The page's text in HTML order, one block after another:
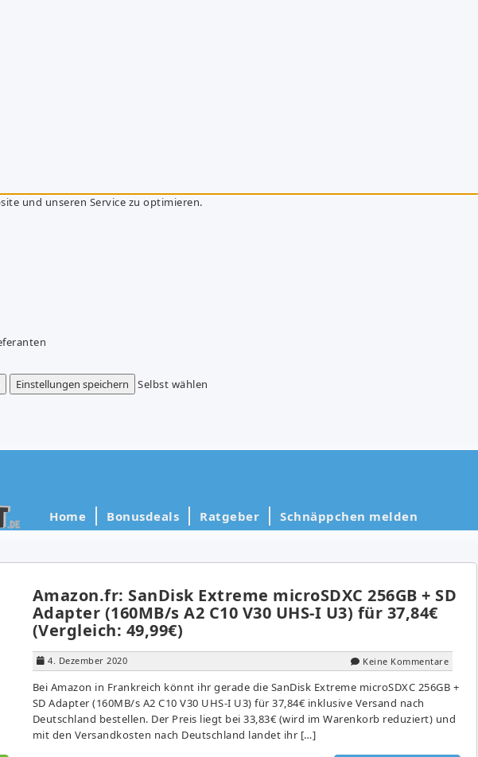
und unseren Service zu optimieren.
Einstellungen speichern
Selbst wählen
Home Bonusdeals Ratgeber Schnäppchen melden
Amazon.fr: SanDisk Extreme microSDXC 256GB + SD
Adapter (160MB/s A2 C10 V30 UHS-I U3) für 37,84€
(Vergleich: 49,99€)
4. Dezember 2020 Keine Kommentare
Bei Amazon in Frankreich könnt ihr gerade die SanDisk Extreme microSDXC 256GB +
SD Adapter (160MB/s A2 C10 V30 UHS-I U3) für 37,84€ inklusive Versand nach
Deutschland bestellen. Der Preis liegt bei 33,83€ (wird im Warenkorb reduziert) und
mit den Versandkosten nach Deutschland landet ihr […]